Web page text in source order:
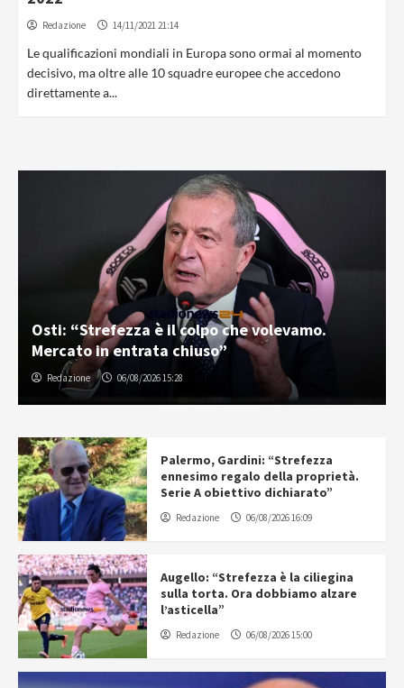
Redazione 14/11/2021 21:14
Le qualificazioni mondiali in Europa sono ormai al momento
decisivo, ma oltre alle 10 squadre europee che accedono
direttamente a...
Osti: “Strefezza è il colpo che volevamo.
Mercato in entrata chiuso”
Redazione 06/08/2026 15:28
Palermo, Gardini: “Strefezza
ennesimo regalo della proprietà.
Serie A obiettivo dichiarato”
Redazione 06/08/2026 16:09
Augello: “Strefezza è la ciliegina
sulla torta. Ora dobbiamo alzare
l’asticella”
Redazione 06/08/2026 15:00